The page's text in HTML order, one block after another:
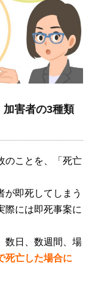
加害者の3種類
のことを、「死亡
が即死してしまう
際には即死事案に
数日、数週間、場
死亡した場合に